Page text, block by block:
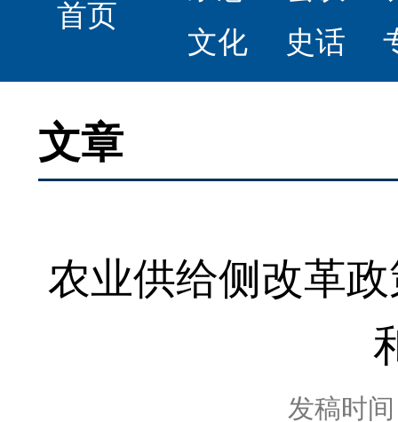
首页
文化
史话
文章
农业供给侧改革
发稿时